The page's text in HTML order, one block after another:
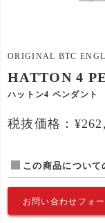
ORIGINAL BTC
HATTON 4
ハットン4 ペンダント
税抜価格：
この商品について
お問い合わせフォ